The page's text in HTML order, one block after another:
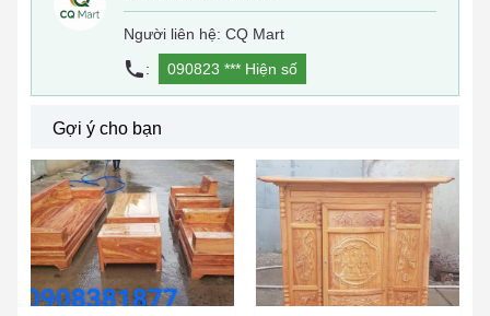
Người liên hệ: CQ Mart
:
090823 *** Hiện số
Gợi ý cho bạn